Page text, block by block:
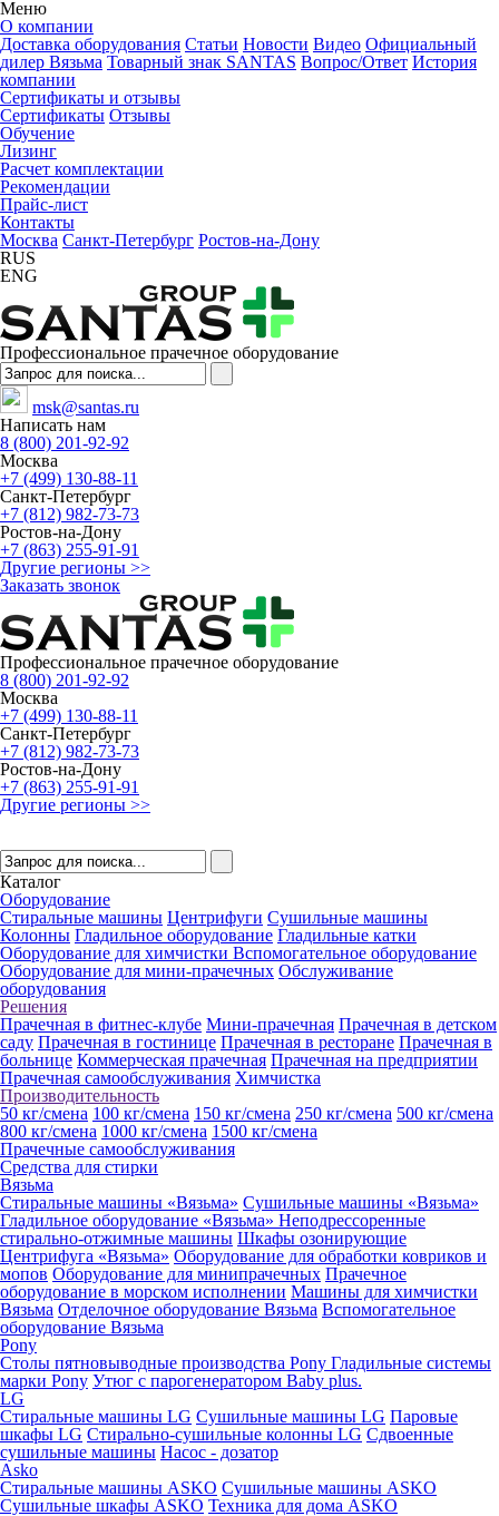
Меню
О компании
Доставка оборудования Статьи Новости Видео Официальный
дилер Вязьма Товарный знак SANTAS Вопрос/Ответ История
компании
Сертификаты и отзывы
Сертификаты Отзывы
Обучение
Лизинг
Расчет комплектации
Рекомендации
Прайс-лист
Контакты
Москва Санкт-Петербург Ростов-на-Дону
RUS
ENG
Профессиональное прачечное оборудование
msk@santas.ru
Написать нам
8 (800) 201-92-92
Москва
+7 (499) 130-88-11
Санкт-Петербург
+7 (812) 982-73-73
Ростов-на-Дону
+7 (863) 255-91-91
Другие регионы >>
Заказать звонок
Профессиональное прачечное оборудование
8 (800) 201-92-92
Москва
+7 (499) 130-88-11
Санкт-Петербург
+7 (812) 982-73-73
Ростов-на-Дону
+7 (863) 255-91-91
Другие регионы >>
Каталог
Оборудование
Стиральные машины Центрифуги Сушильные машины
Колонны Гладильное оборудование Гладильные катки
Оборудование для химчистки Вспомогательное оборудование
Оборудование для мини-прачечных Обслуживание
оборудования
Решения
Прачечная в фитнес-клубе Мини-прачечная Прачечная в детском
саду Прачечная в гостинице Прачечная в ресторане Прачечная в
больнице Коммерческая прачечная Прачечная на предприятии
Прачечная самообслуживания Химчистка
Производительность
50 кг/смена 100 кг/смена 150 кг/смена 250 кг/смена 500 кг/смена
800 кг/смена 1000 кг/смена 1500 кг/смена
Прачечные самообслуживания
Средства для стирки
Вязьма
Стиральные машины «Вязьма» Сушильные машины «Вязьма»
Гладильное оборудование «Вязьма» Неподрессоренные
стирально-отжимные машины Шкафы озонирующие
Центрифуга «Вязьма» Оборудование для обработки ковриков и
мопов Оборудование для минипрачечных Прачечное
оборудование в морском исполнении Машины для химчистки
Вязьма Отделочное оборудование Вязьма Вспомогательное
оборудование Вязьма
Pony
Столы пятновыводные производства Pony Гладильные системы
марки Pony Утюг с парогенератором Baby plus.
LG
Стиральные машины LG Сушильные машины LG Паровые
шкафы LG Стирально-сушильные колонны LG Сдвоенные
сушильные машины Насос - дозатор
Asko
Стиральные машины ASKO Сушильные машины ASKO
Сушильные шкафы ASKO Техника для дома ASKO